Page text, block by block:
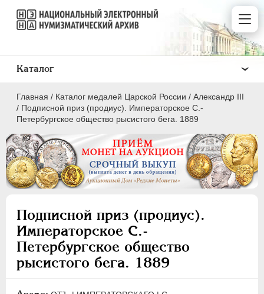
Главная / Каталог медалей Царской России / Александр III
/ Подписной приз (продиус). Императорское С.-
Петербургское общество рысистого бега. 1889
Подписной приз (продиус).
Императорское С.-
Петербургское общество
рысистого бега. 1889
Каталог
ВСЕ
ПEТР I 1699-1725
ПЕТР II 1727-1729
АННА ИОАННОВНА 1730-1740
ИОАНН АНТОНОВИЧ 1740-1741
ЕЛИЗАВЕТА 1741-1762